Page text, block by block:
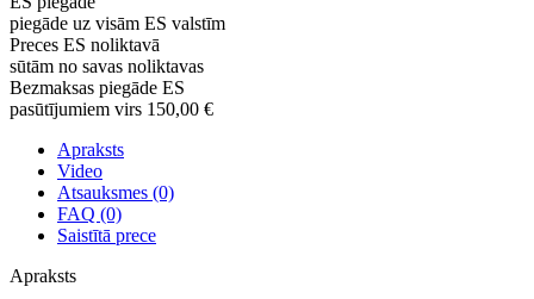
piegāde uz visām ES valstīm
Preces ES noliktavā
sūtām no savas noliktavas
Bezmaksas piegāde ES
pasūtījumiem virs 150,00 €
Apraksts
Video
Atsauksmes (0)
FAQ (0)
Saistītā prece
Apraksts